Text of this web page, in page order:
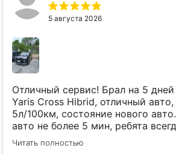
5 августа 2026
Отличный сервис! Брал на 5
Yaris Cross Hibrid, отличный
5л/100км, состояние нового
авто не более 5 мин, ребята
оперативно помогли подобрать
доставили к отелю, пунктуальные. Желаю успехов
Читать полностью
также позволяет гарантировать высокое
качество техподдержки и обслуживания
автотранспорта.